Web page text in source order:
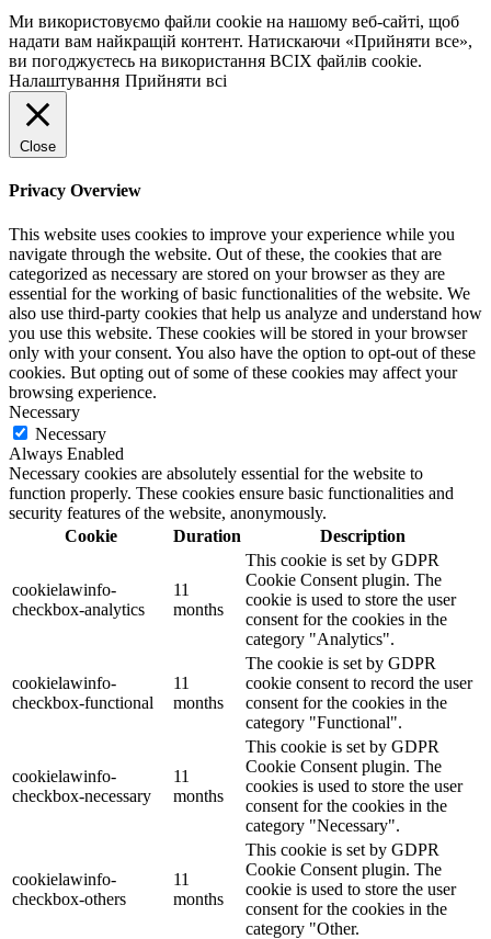
Ми використовуємо файли cookie на нашому веб-сайті, щоб
надати вам найкращій контент. Натискаючи «Прийняти все»,
ви погоджуєтесь на використання ВСІХ файлів cookie.
Налаштування Прийняти всі
Close
Privacy Overview
This website uses cookies to improve your experience while you
navigate through the website. Out of these, the cookies that are
categorized as necessary are stored on your browser as they are
essential for the working of basic functionalities of the website. We
also use third-party cookies that help us analyze and understand how
you use this website. These cookies will be stored in your browser
only with your consent. You also have the option to opt-out of these
cookies. But opting out of some of these cookies may affect your
browsing experience.
Necessary
Necessary
Always Enabled
Necessary cookies are absolutely essential for the website to
function properly. These cookies ensure basic functionalities and
security features of the website, anonymously.
Cookie
Duration Description
cookielawinfo-
checkbox-analytics
11
months
This cookie is set by GDPR
Cookie Consent plugin. The
cookie is used to store the user
consent for the cookies in the
category "Analytics".
cookielawinfo-
checkbox-functional
11
months
The cookie is set by GDPR
cookie consent to record the user
consent for the cookies in the
category "Functional".
cookielawinfo-
checkbox-necessary
11
months
This cookie is set by GDPR
Cookie Consent plugin. The
cookies is used to store the user
consent for the cookies in the
category "Necessary".
cookielawinfo-
checkbox-others
11
months
This cookie is set by GDPR
Cookie Consent plugin. The
cookie is used to store the user
consent for the cookies in the
category "Other.